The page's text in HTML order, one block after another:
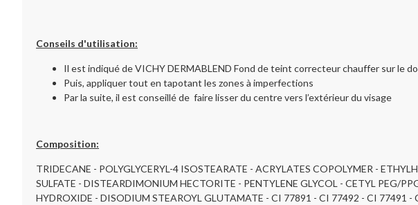
Conseils d'utilisation:
Il est indiqué de VICHY DERMABLEND Fond de teint correcteur chauffer sur le
Puis, appliquer tout en tapotant les zones à imperfections
Par la suite, il est conseillé de faire lisser du centre vers l’extérieur du visage
Composition:
TRIDECANE - POLYGLYCERYL-4 ISOSTEARATE - ACRYLATES COPOLYMER -
SULFATE - DISTEARDIMONIUM HECTORITE - PENTYLENE GLYCOL - CETYL PEG/
HYDROXIDE - DISODIUM STEAROYL GLUTAMATE - CI 77891 - CI 77492 - CI 77491 -